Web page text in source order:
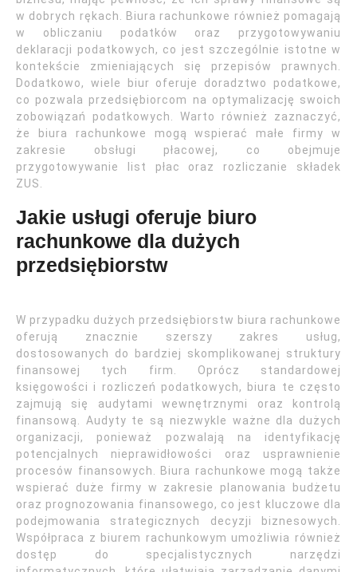
w dobrych rękach. Biura rachunkowe również pomagają
w obliczaniu podatków oraz przygotowywaniu
deklaracji podatkowych, co jest szczególnie istotne w
kontekście zmieniających się przepisów prawnych.
Dodatkowo, wiele biur oferuje doradztwo podatkowe,
co pozwala przedsiębiorcom na optymalizację swoich
zobowiązań podatkowych. Warto również zaznaczyć,
że biura rachunkowe mogą wspierać małe firmy w
zakresie obsługi płacowej, co obejmuje
przygotowywanie list płac oraz rozliczanie składek
ZUS.
Jakie usługi oferuje biuro
rachunkowe dla dużych
przedsiębiorstw
W przypadku dużych przedsiębiorstw biura rachunkowe
oferują znacznie szerszy zakres usług,
dostosowanych do bardziej skomplikowanej struktury
finansowej tych firm. Oprócz standardowej
księgowości i rozliczeń podatkowych, biura te często
zajmują się audytami wewnętrznymi oraz kontrolą
finansową. Audyty te są niezwykle ważne dla dużych
organizacji, ponieważ pozwalają na identyfikację
potencjalnych nieprawidłowości oraz usprawnienie
procesów finansowych. Biura rachunkowe mogą także
wspierać duże firmy w zakresie planowania budżetu
oraz prognozowania finansowego, co jest kluczowe dla
podejmowania strategicznych decyzji biznesowych.
Współpraca z biurem rachunkowym umożliwia również
dostęp do specjalistycznych narzędzi